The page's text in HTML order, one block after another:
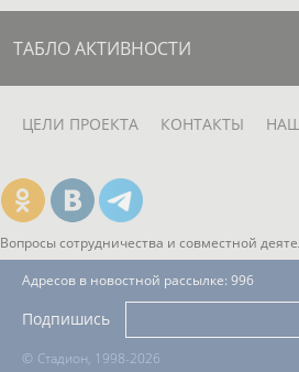
ТАБЛО АКТИВНОСТИ
ЦЕЛИ ПРОЕКТА КОНТАКТЫ
Вопросы сотрудничества и совместной
© Стадион, 1998-2026
Адресов в новостной рассылке: 996
Подпишись